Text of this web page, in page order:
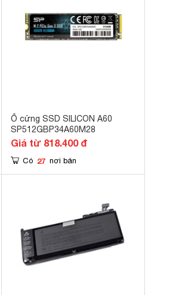
Ổ cứng SSD SILICON A60
SP512GBP34A60M28
Giá từ 818.400 đ
Có 27 nơi bán